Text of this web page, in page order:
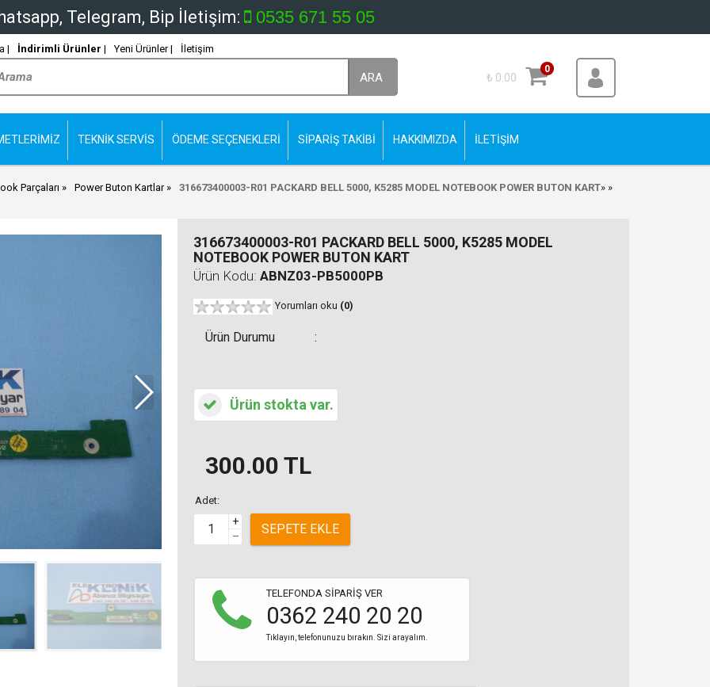
Telegram, Bip İletişim: 0535 671 55 05
| İndirimli Ürünler | Yeni Ürünler | İletişim
ARA ₺ 0.00
0
TEKNİK SERVİS ÖDEME SEÇENEKLERİ SİPARİŞ TAKİBİ HAKKIMIZDA İLETİŞİM
»
Parçaları »
Power Buton Kartlar 316673400003-R01 PACKARD BELL 5000, K5285 MODEL NOTEBOOK POWER BUTON KART
316673400003-R01 PACKARD BELL 5000, K5285 MODEL
NOTEBOOK POWER BUTON KART
Ürün Kodu: ABNZ03-PB5000PB
Yorumları oku (0)
Ürün Durumu :
Ürün stokta var.
300.00 TL
Adet:
+
–
SEPETE EKLE
TELEFONDA SİPARİŞ VER
0362 240 20 20
Tıklayın, telefonunuzu bırakın. Sizi arayalım.